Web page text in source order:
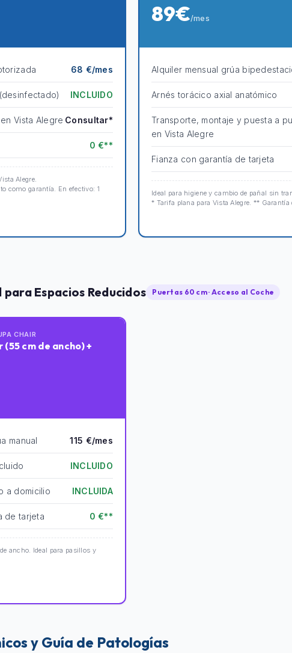
68 €/mes
INCLUIDO
Vista Alegre Consultar*
0 €**
Alegre.
como garantía. En efectivo: 1
89€/mes
Alquiler mensual grúa
Arnés torácico axial anatómico
Transporte, montaje y puesta a
en Vista Alegre
Fianza con garantía de tarjeta
Ideal para higiene y cambio de pañal sin
* Tarifa plana para Vista Alegre. ** Garantía
para Espacios Reducidos Puertas 60 cm · Acceso al Coche
CHAIR
cm de ancho) +
manual 115 €/mes
INCLUIDO
a domicilio INCLUIDA
de tarjeta 0 €**
ancho. Ideal para pasillos y
y Guía de Patologías